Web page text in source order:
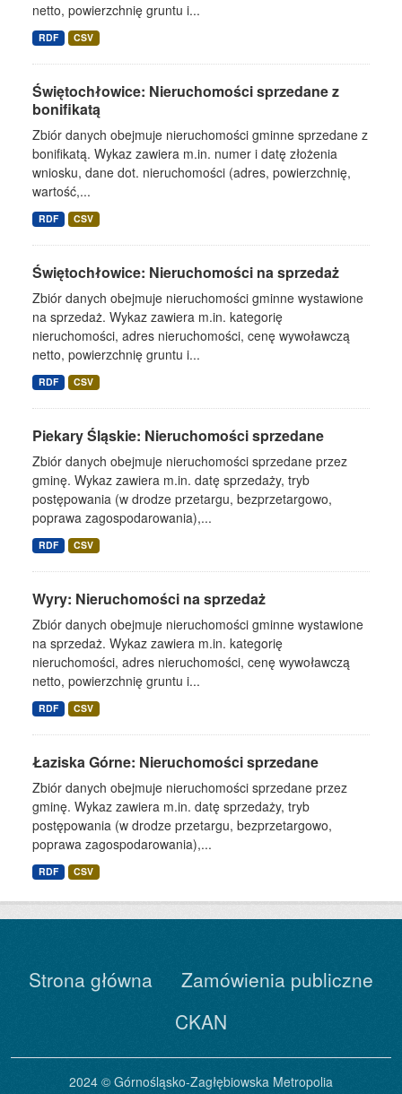
netto, powierzchnię gruntu i...
RDF CSV
Świętochłowice: Nieruchomości sprzedane z
bonifikatą
Zbiór danych obejmuje nieruchomości gminne sprzedane z
bonifikatą. Wykaz zawiera m.in. numer i datę złożenia
wniosku, dane dot. nieruchomości (adres, powierzchnię,
wartość,...
RDF CSV
Świętochłowice: Nieruchomości na sprzedaż
Zbiór danych obejmuje nieruchomości gminne wystawione
na sprzedaż. Wykaz zawiera m.in. kategorię
nieruchomości, adres nieruchomości, cenę wywoławczą
netto, powierzchnię gruntu i...
RDF CSV
Piekary Śląskie: Nieruchomości sprzedane
Zbiór danych obejmuje nieruchomości sprzedane przez
gminę. Wykaz zawiera m.in. datę sprzedaży, tryb
postępowania (w drodze przetargu, bezprzetargowo,
poprawa zagospodarowania),...
RDF CSV
Wyry: Nieruchomości na sprzedaż
Zbiór danych obejmuje nieruchomości gminne wystawione
na sprzedaż. Wykaz zawiera m.in. kategorię
nieruchomości, adres nieruchomości, cenę wywoławczą
netto, powierzchnię gruntu i...
RDF CSV
Łaziska Górne: Nieruchomości sprzedane
Zbiór danych obejmuje nieruchomości sprzedane przez
gminę. Wykaz zawiera m.in. datę sprzedaży, tryb
postępowania (w drodze przetargu, bezprzetargowo,
poprawa zagospodarowania),...
RDF CSV
Strona główna
Zamówienia publiczne
CKAN
2024 © Górnośląsko-Zagłębiowska Metropolia